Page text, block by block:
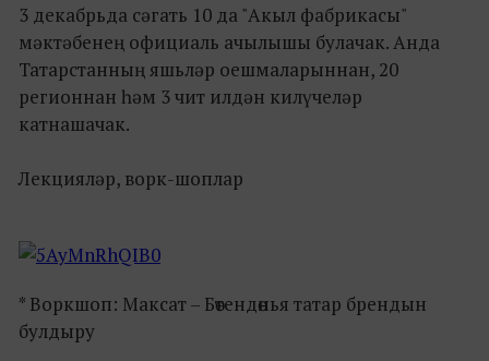
3 декабрьда сәгать 10 да "Акыл фабрикасы"
мәктәбенең официаль ачылышы булачак. Анда
Татарстанның яшьләр оешмаларыннан, 20
регионнан һәм 3 чит илдән килүчеләр
катнашачак.
Лекцияләр, ворк-шоплар
* Воркшоп: Максат – Бөтендөнья татар брендын
булдыру